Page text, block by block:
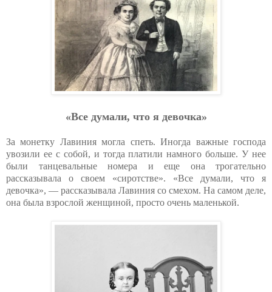
«Вce думaли, чтo я дeвoчкa»
За монетку Лавиния могла спеть. Иногда важные господа
увозили ее с собой, и тогда платили намного больше. У нее
были танцевальные номера и еще она трогательно
рассказывала о своем «сиротстве». «Все думали, что я
девочка», — рассказывала Лавиния со смехом. На самом деле,
она была взрослой женщиной, просто очень маленькой.